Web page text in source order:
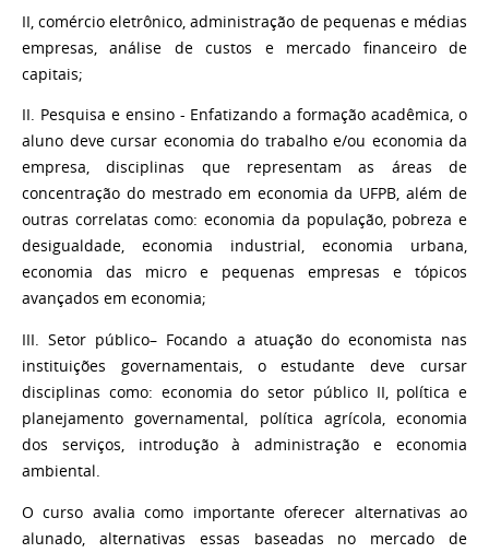
II, comércio eletrônico, administração de pequenas e médias
empresas, análise de custos e mercado financeiro de
capitais;
II. Pesquisa e ensino - Enfatizando a formação acadêmica, o
aluno deve cursar economia do trabalho e/ou economia da
empresa, disciplinas que representam as áreas de
concentração do mestrado em economia da UFPB, além de
outras correlatas como: economia da população, pobreza e
desigualdade, economia industrial, economia urbana,
economia das micro e pequenas empresas e tópicos
avançados em economia;
III. Setor público– Focando a atuação do economista nas
instituições governamentais, o estudante deve cursar
disciplinas como: economia do setor público II, política e
planejamento governamental, política agrícola, economia
dos serviços, introdução à administração e economia
ambiental.
O curso avalia como importante oferecer alternativas ao
alunado, alternativas essas baseadas no mercado de